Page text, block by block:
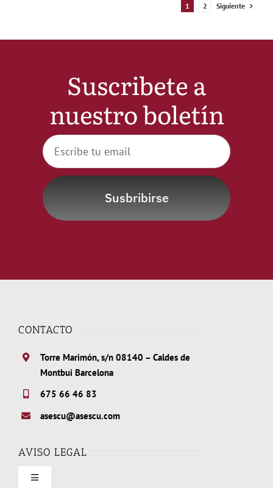
1 2 Siguiente
Suscribete a
nuestro boletín
Susbribirse
CONTACTO
Torre Marimón, s/n 08140 – Caldes de
Montbui Barcelona
675 66 46 83
asescu@asescu.com
AVISO LEGAL
Toggle